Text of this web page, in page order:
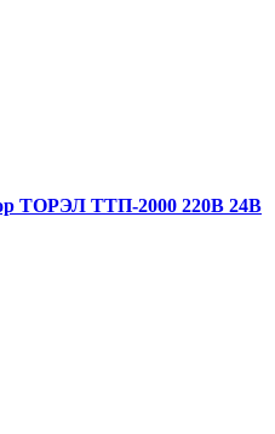
ТОРЭЛ ТТП-2000 220В 24В